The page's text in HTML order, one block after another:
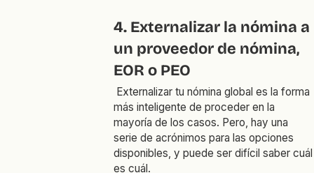
4. Externalizar la nómina a
un proveedor de nómina,
EOR o PEO
Externalizar tu nómina global es la forma
más inteligente de proceder en la
mayoría de los casos. Pero, hay una
serie de acrónimos para las opciones
disponibles, y puede ser difícil saber cuál
es cuál.